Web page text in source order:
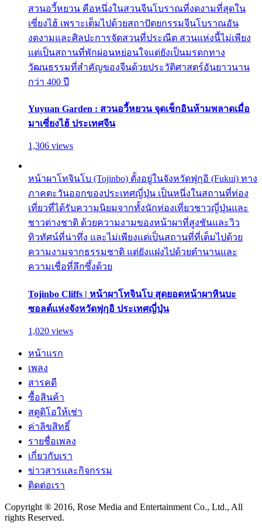
สวนอวี้หยวน คือหนึ่งในสวนจีนโบราณที่งดงามที่สุดใน
เซี่ยงไฮ้ เพราะเต็มไปด้วยสถาปัตยกรรมจีนโบราณอัน
งดงามและศิลปะการจัดสวนที่ประณีต สวนแห่งนี้ไม่เพียง
แต่เป็นสถานที่พักผ่อนหย่อนใจแต่ยังเป็นมรดกทาง
วัฒนธรรมที่สำคัญของจีนด้วยประวัติศาสตร์อันยาวนาน
กว่า 400 ปี
Yuyuan Garden : สวนอวี้หยวน จุดเช็กอินห้ามพลาดเมื่อ
มาเซี่ยงไฮ้ ประเทศจีน
1,306 views
หน้าผาโทจินโบ (Tojinbo) ตั้งอยู่ในจังหวัดฟุกุอิ (Fukui) ทาง
ภาคตะวันออกของประเทศญี่ปุ่น เป็นหนึ่งในสถานที่ท่อง
เที่ยวที่ได้รับความนิยมจากทั้งนักท่องเที่ยวชาวญี่ปุ่นและ
ชาวต่างชาติ ด้วยความงามของหน้าผาที่สูงชันและวิว
ทิวทัศน์ที่น่าทึ่ง และไม่เพียงแต่เป็นสถานที่ที่เต็มไปด้วย
ความงามจากธรรมชาติ แต่ยังแฝงไปด้วยตำนานและ
ความเชื่อที่ลึกซึ้งด้วย
Tojinbo Cliffs | หน้าผาโทจินโบ สุดยอดหน้าผาหินบะ
ซอลต์แห่งจังหวัดฟุกุอิ ประเทศญี่ปุ่น
1,020 views
หน้าแรก
เพลง
สารคดี
ซื้อสินค้า
สตูดิโอให้เช่า
ค่าลิขสิทธิ์
รายชื่อเพลง
เกี่ยวกับเรา
ข่าวสารและกิจกรรม
ติดต่อเรา
Copyright ® 2016, Rose Media and Entertainment Co., Ltd., All
rights Reserved.